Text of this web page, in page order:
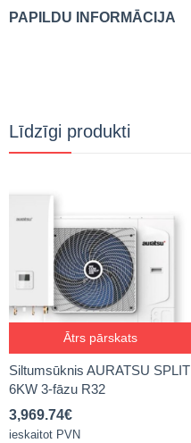
PAPILDU INFORMĀCIJA
Līdzīgi produkti
Ātrs pārskats
Siltumsūknis AURATSU SPLIT
6KW 3-fāzu R32
3,969.74€
ieskaitot PVN